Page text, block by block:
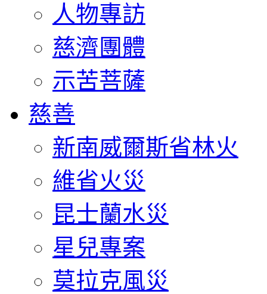
人物專訪
慈濟團體
示苦菩薩
慈善
新南威爾斯省林火
維省火災
昆士蘭水災
星兒專案
莫拉克風災